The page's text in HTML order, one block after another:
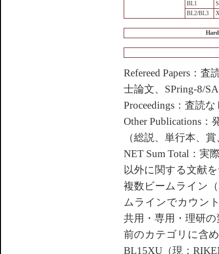
BL1
BL2/BL3
Refereed Papers：
士論文、SPring-8/
Proceedings：査読
Other Publications
（総説、単行本、
NET Sum Total：実
以外に関する文献
複数ビームライン
ムラインでカウン
共用・専用・理研
前のカテゴリに含
BL15XU（現：